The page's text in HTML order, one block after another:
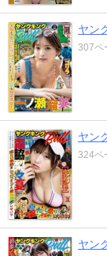
ヤン
307ペ
ヤン
324ペ
ヤン